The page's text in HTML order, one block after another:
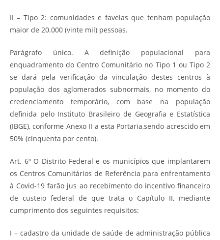
II – Tipo 2: comunidades e favelas que tenham população
maior de 20.000 (vinte mil) pessoas.
Parágrafo único. A definição populacional para
enquadramento do Centro Comunitário no Tipo 1 ou Tipo 2
se dará pela verificação da vinculação destes centros à
população dos aglomerados subnormais, no momento do
credenciamento temporário, com base na população
definida pelo Instituto Brasileiro de Geografia e Estatística
(IBGE), conforme Anexo II a esta Portaria,sendo acrescido em
50% (cinquenta por cento).
Art. 6º O Distrito Federal e os municípios que implantarem
os Centros Comunitários de Referência para enfrentamento
à Covid-19 farão jus ao recebimento do incentivo financeiro
de custeio federal de que trata o Capítulo II, mediante
cumprimento dos seguintes requisitos:
I – cadastro da unidade de saúde de administração pública